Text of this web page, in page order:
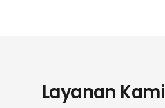
Layanan Kami